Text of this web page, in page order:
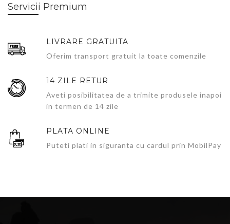
Servicii Premium
LIVRARE GRATUITA
Oferim transport gratuit la toate comenzile
14 ZILE RETUR
Aveti posibilitatea de a trimite produsele inapoi
in termen de 14 zile
PLATA ONLINE
Puteti plati in siguranta cu cardul prin MobilPay